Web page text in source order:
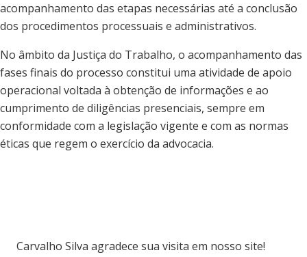
acompanhamento das etapas necessárias até a conclusão
dos procedimentos processuais e administrativos.
No âmbito da Justiça do Trabalho, o acompanhamento das
fases finais do processo constitui uma atividade de apoio
operacional voltada à obtenção de informações e ao
cumprimento de diligências presenciais, sempre em
conformidade com a legislação vigente e com as normas
éticas que regem o exercício da advocacia.
Carvalho Silva agradece sua visita em nosso site!